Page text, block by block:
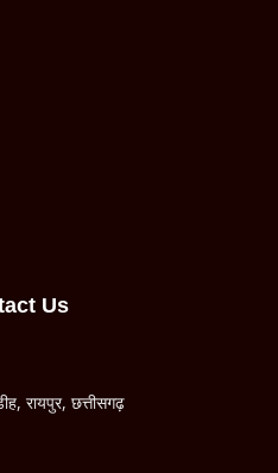
Us
रायपुर, छत्तीसगढ़